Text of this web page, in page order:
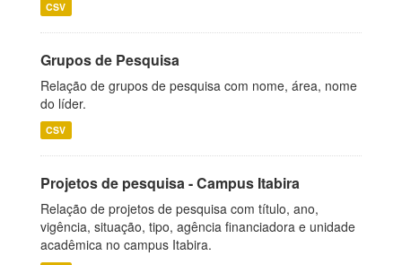
CSV
Grupos de Pesquisa
Relação de grupos de pesquisa com nome, área, nome
do líder.
CSV
Projetos de pesquisa - Campus Itabira
Relação de projetos de pesquisa com título, ano,
vigência, situação, tipo, agência financiadora e unidade
acadêmica no campus Itabira.